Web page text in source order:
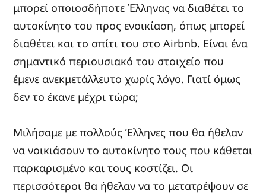
μπορεί οποιοσδήποτε Έλληνας να διαθέτει το
αυτοκίνητο του προς ενοικίαση, όπως μπορεί
διαθέτει και το σπίτι του στο Airbnb. Είναι ένα
σημαντικό περιουσιακό του στοιχείο που
έμενε ανεκμετάλλευτο χωρίς λόγο. Γιατί όμως
δεν το έκανε μέχρι τώρα;
Μιλήσαμε με πολλούς Έλληνες που θα ήθελαν
να νοικιάσουν το αυτοκίνητο τους που κάθεται
παρκαρισμένο και τους κοστίζει. Οι
περισσότεροι θα ήθελαν να το μετατρέψουν σε